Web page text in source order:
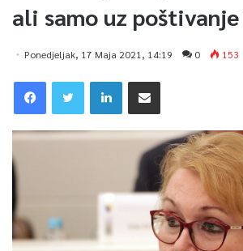
ali samo uz
Ponedjeljak, 17 Maja 2021, 14:19 0 153